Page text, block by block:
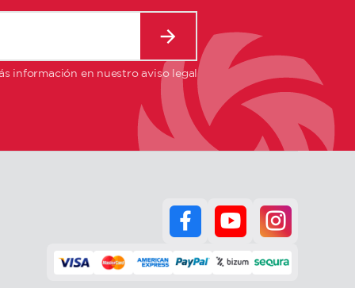
información en nuestro aviso legal